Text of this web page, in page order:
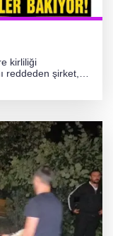
kirliliği
reddeden şirket,